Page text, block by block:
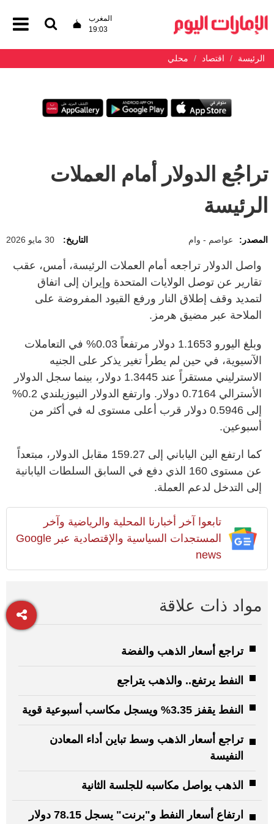
المغرب
19:03
الرئيسة اقتصاد محلي
تراجُع الدولار أمام العملات
الرئيسة
المصدر: عواصم - وام التاريخ: 30 مايو 2026
واصل الدولار تراجعه أمام العملات الرئيسة، أمس، عقب
تقارير عن توصل الولايات المتحدة وإيران إلى اتفاق
لتمديد وقف إطلاق النار ورفع القيود المفروضة على
الملاحة عبر مضيق هرمز.
وبلغ اليورو 1.1653 دولار ‌مرتفعاً 0.03% في التعاملات
الآسيوية، في حين لم يطرأ تغير يذكر على الجنيه
الاسترليني مستقراً عند 1.3445 دولار، بينما سجل الدولار
الأسترالي 0.7164 دولار. وارتفع الدولار النيوزيلندي 0.2%
إلى 0.5946 دولار قرب أعلى مستوى له في أكثر من
أسبوعين.
كما ارتفع الين الياباني إلى 159.27 مقابل الدولار، مبتعداً
عن مستوى 160 الذي دفع في السابق السلطات اليابانية
إلى التدخل لدعم العملة.
تابعوا آخر أخبارنا المحلية والرياضية وآخر
المستجدات السياسية والإقتصادية عبر Google
news
مواد ذات علاقة
تراجع أسعار الذهب والفضة
النفط يرتفع.. والذهب يتراجع
النفط يقفز 3.35% ويسجل مكاسب أسبوعية قوية
تراجع أسعار الذهب وسط تباين أداء المعادن
النفيسة
الذهب يواصل مكاسبه للجلسة الثانية
ارتفاع أسعار النفط و"برنت" يسجل 78.15 دولار